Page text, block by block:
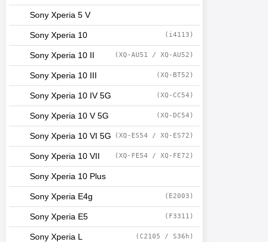
Sony Xperia 5 V
Sony Xperia 10 (i4113)
Sony Xperia 10 II (XQ-AU51 / XQ-AU52)
Sony Xperia 10 III (XQ-BT52)
Sony Xperia 10 IV 5G (XQ-CC54)
Sony Xperia 10 V 5G (XQ-DC54)
Sony Xperia 10 VI 5G (XQ-ES54 / XQ-ES72)
Sony Xperia 10 VII (XQ-FE54 / XQ-FE72)
Sony Xperia 10 Plus
Sony Xperia E4g (E2003)
Sony Xperia E5 (F3311)
Sony Xperia L (C2105 / S36h)